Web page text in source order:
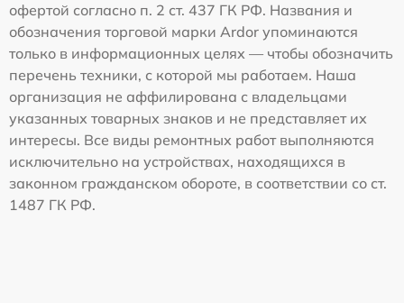
офертой согласно п. 2 ст. 437 ГК РФ. Названия и
обозначения торговой марки Ardor упоминаются
только в информационных целях — чтобы обозначить
перечень техники, с которой мы работаем. Наша
организация не аффилирована с владельцами
указанных товарных знаков и не представляет их
интересы. Все виды ремонтных работ выполняются
исключительно на устройствах, находящихся в
законном гражданском обороте, в соответствии со ст.
1487 ГК РФ.